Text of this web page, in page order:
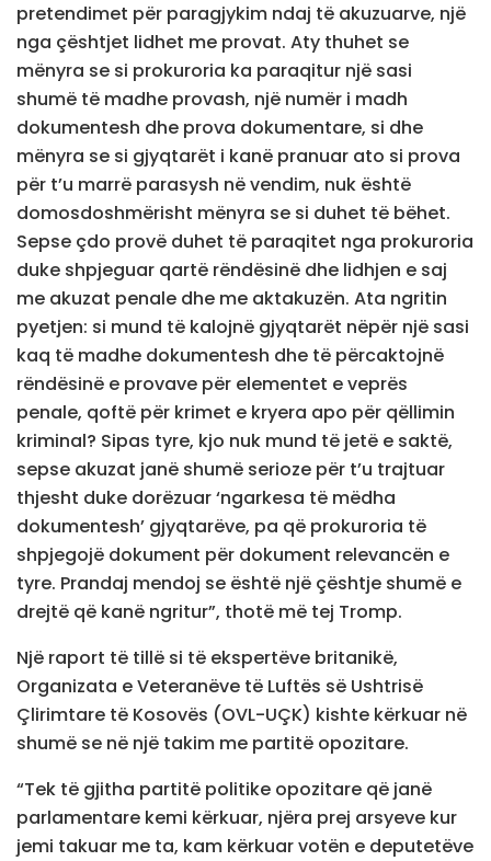
pretendimet për paragjykim ndaj të akuzuarve, një
nga çështjet lidhet me provat. Aty thuhet se
mënyra se si prokuroria ka paraqitur një sasi
shumë të madhe provash, një numër i madh
dokumentesh dhe prova dokumentare, si dhe
mënyra se si gjyqtarët i kanë pranuar ato si prova
për t’u marrë parasysh në vendim, nuk është
domosdoshmërisht mënyra se si duhet të bëhet.
Sepse çdo provë duhet të paraqitet nga prokuroria
duke shpjeguar qartë rëndësinë dhe lidhjen e saj
me akuzat penale dhe me aktakuzën. Ata ngritin
pyetjen: si mund të kalojnë gjyqtarët nëpër një sasi
kaq të madhe dokumentesh dhe të përcaktojnë
rëndësinë e provave për elementet e veprës
penale, qoftë për krimet e kryera apo për qëllimin
kriminal? Sipas tyre, kjo nuk mund të jetë e saktë,
sepse akuzat janë shumë serioze për t’u trajtuar
thjesht duke dorëzuar ‘ngarkesa të mëdha
dokumentesh’ gjyqtarëve, pa që prokuroria të
shpjegojë dokument për dokument relevancën e
tyre. Prandaj mendoj se është një çështje shumë e
drejtë që kanë ngritur”, thotë më tej Tromp.
Një raport të tillë si të ekspertëve britanikë,
Organizata e Veteranëve të Luftës së Ushtrisë
Çlirimtare të Kosovës (OVL-UÇK) kishte kërkuar në
shumë se në një takim me partitë opozitare.
“Tek të gjitha partitë politike opozitare që janë
parlamentare kemi kërkuar, njëra prej arsyeve kur
jemi takuar me ta, kam kërkuar votën e deputetëve